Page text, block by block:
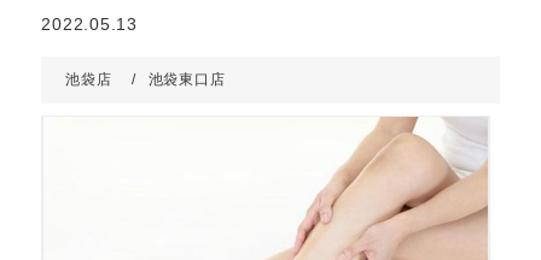
2022.05.13
池袋店 池袋東口店